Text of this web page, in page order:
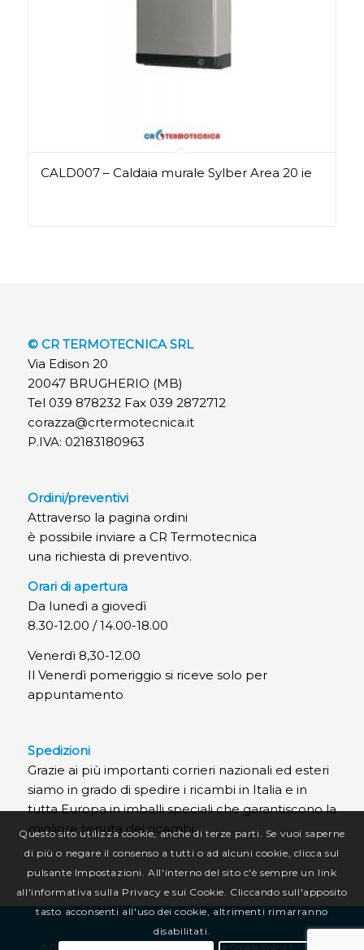
CALD007 – Caldaia murale Sylber Area 20 ie
© CR TERMOTECNICA SRL
Via Edison 20
20047 BRUGHERIO (MB)
Tel 039 878232 Fax 039 2872712
corazza@crtermotecnica.it
P.IVA: 02183180963
Ordini/preventivi
Attraverso la pagina ordini
è possibile inviare a CR Termotecnica
una richiesta di preventivo.
Orari di apertura
Da lunedì a giovedì
8.30-12.00 / 14.00-18.00
Venerdì 8,30-12.00
Il Venerdì pomeriggio si riceve solo per
appuntamento
Spedizioni
Grazie ai più importanti corrieri nazionali ed esteri
siamo in grado di spedire i ricambi in Italia e in
tutta Europa in imballi speciali che garantiscono la
migliore tenuta dei ricambi.
Questo sito utilizza cookie, anche di terze parti. Se vuoi saperne
di più o negare il consenso a tutti o ad alcuni cookie, clicca sul
pulsante Impostazioni. All'interno del sito c'è sempre un link
all'informativa sulla Privacy e sui Cookie. Cliccando sull'apposito
tasto acconsenti all'uso dei cookie, altrimenti rimarranno
disabilitati.